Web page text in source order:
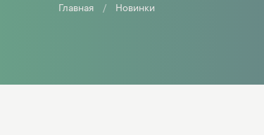
Главная Новинки